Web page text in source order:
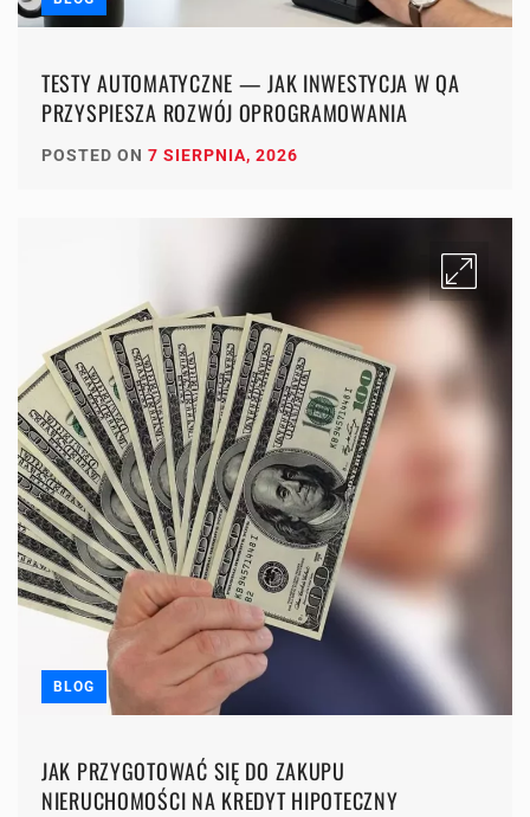
TESTY AUTOMATYCZNE — JAK INWESTYCJA W QA
PRZYSPIESZA ROZWÓJ OPROGRAMOWANIA
POSTED ON 7 SIERPNIA, 2026
BLOG
JAK PRZYGOTOWAĆ SIĘ DO ZAKUPU
NIERUCHOMOŚCI NA KREDYT HIPOTECZNY